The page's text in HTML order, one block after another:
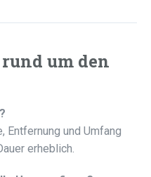
um den
Entfernung und Umfang
erheblich.